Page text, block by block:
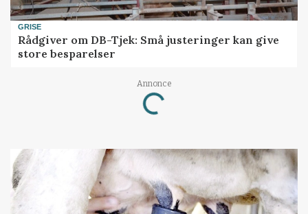
GRISE
Rådgiver om DB-Tjek: Små justeringer kan give
store besparelser
Annonce
Loading...